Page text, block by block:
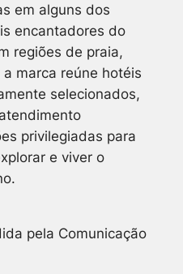
em alguns dos
encantadores do
regiões de praia,
marca reúne hotéis
selecionados,
privilegiadas para
e viver o
pela Comunicação